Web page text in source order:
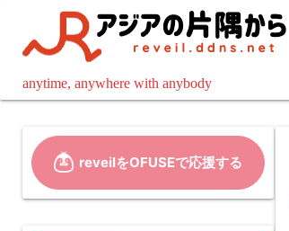
ツ
anytime, anywhere with anybody